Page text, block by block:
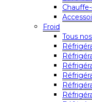
Froid
Tous